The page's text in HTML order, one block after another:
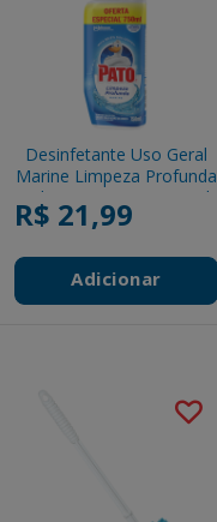
Desinfetante Uso Geral
Marine Limpeza Profunda
Gel Pato Squeeze 750ml
R$ 21,99
Adicionar